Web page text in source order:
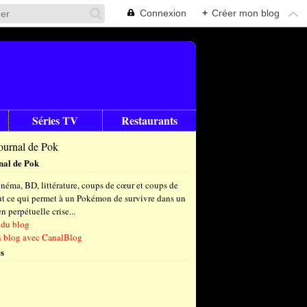
Connexion + Créer mon blog
Séries TV Restaurants
de Pok
BD, littérature, coups de cœur et coups de
ce qui permet à un Pokémon de survivre dans un
perpétuelle crise...
blog
blog avec CanalBlog